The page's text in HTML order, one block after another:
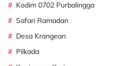
Kodim 0702 Purbalingga
Safari Ramadan
Desa Krangean
Pilkada